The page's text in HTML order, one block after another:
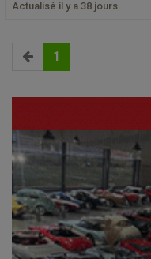
Actualisé il y a 38 jours
1